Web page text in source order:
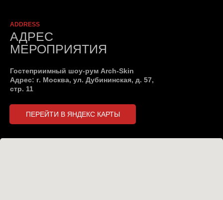
АДРЕС
МЕРОПРИЯТИЯ
Гостеприимный шоу-рум Arch-Skin
Адрес: г. Москва, ул. Дубининская, д. 57,
стр. 11
ADDRESS
ПЕРЕЙТИ В ЯНДЕКС КАРТЫ